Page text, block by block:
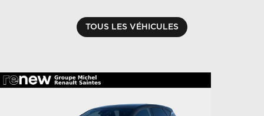
TOUS LES VÉHICULES